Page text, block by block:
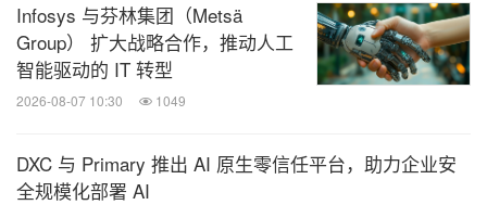
Infosys 与芬林集团（Metsä
Group） 扩大战略合作，推动人工
智能驱动的 IT 转型
2026-08-07 10:30 1049
DXC 与 Primary 推出 AI 原生零信任平台，助力企业安
全规模化部署 AI